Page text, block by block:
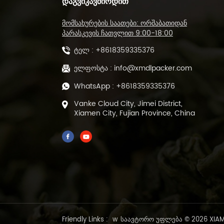
საჭრელი მანქანა და
თბოშემცირების
მანქანა DL-450L&DL-
ავტომატური POF
და დალუქვის მანქანა
შესაფუთი მანქანა
წინასწარ
მომსახურების საათები: ორშაბათიდან
პარასკევის ჩათვლით 9:00-18:00
ტელ : +8618359335376
ელფოსტა : info@xmdlpacker.com
WhatsApp : +8618359335376
Vanke Cloud City, Jimei District,
Xiamen City, Fujian Province, China
Friendly Links : w საავტორო უფლება © 2026